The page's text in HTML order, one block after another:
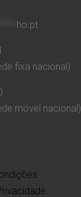
ho.pt
fixa nacional)
móvel nacional)